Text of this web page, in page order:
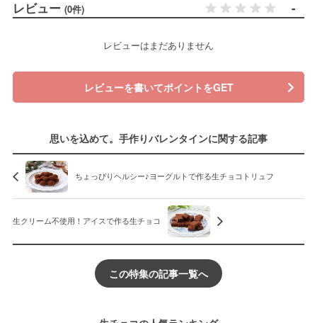
レビュー (0件) -
レビューはまだありません
レビューを書いてポイントをGET
思いを込めて。手作りバレンタインに関する記事
ちょっぴりヘルシー♪ヨーグルトで作る生チョコトリュフ
生クリーム不使用！アイスで作る生チョコ
この特集の記事一覧へ